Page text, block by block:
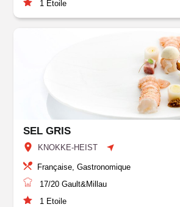
1 Etoile
SEL GRIS
KNOKKE-HEIST
Française, Gastronomique
17/20 Gault&Millau
1 Etoile